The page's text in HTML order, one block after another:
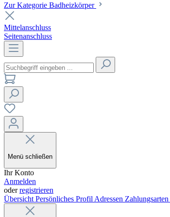
Zur Kategorie Badheizkörper
Mittelanschluss
Seitenanschluss
Menü schließen
Ihr Konto
Anmelden
oderregistrieren
Übersicht Persönliches Profil Adressen Zahlungsarten